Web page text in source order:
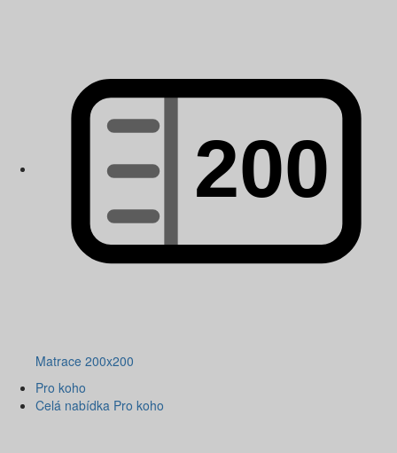
Matrace 200x200
Pro koho
Celá nabídka Pro koho